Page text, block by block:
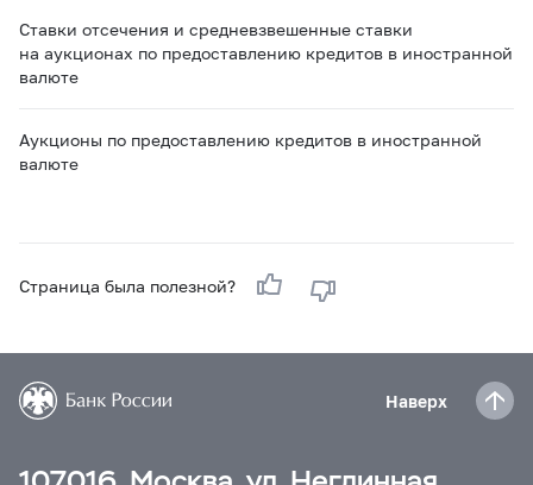
Ставки отсечения и средневзвешенные ставки
на аукционах по предоставлению кредитов в иностранной
валюте
Аукционы по предоставлению кредитов в иностранной
валюте
Страница была полезной?
Наверх